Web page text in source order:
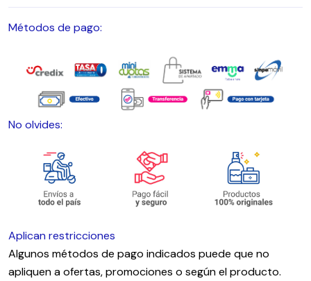
Métodos de pago:
No olvides:
Aplican restricciones
Algunos métodos de pago indicados puede que no
apliquen a ofertas, promociones o según el producto.